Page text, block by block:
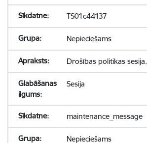
TS01c44137
Nepieciešams
Drošības politikas sesija.
Sesija
maintenance_message
Nepieciešams